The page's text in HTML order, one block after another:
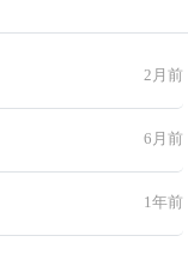
2月前
6月前
1年前